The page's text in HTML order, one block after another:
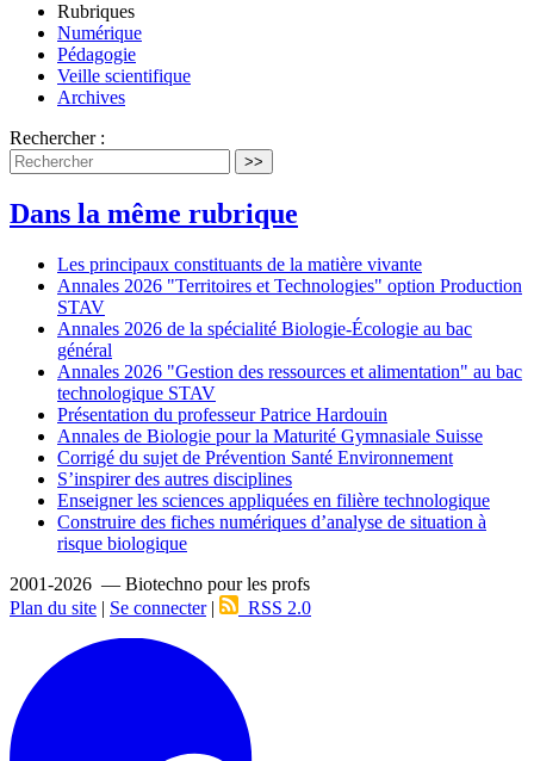
Rubriques
Numérique
Pédagogie
Veille scientifique
Archives
Rechercher :
>>
Dans la même rubrique
Les principaux constituants de la matière vivante
Annales 2026 "Territoires et Technologies" option Production
STAV
Annales 2026 de la spécialité Biologie-Écologie au bac
général
Annales 2026 "Gestion des ressources et alimentation" au bac
technologique STAV
Présentation du professeur Patrice Hardouin
Annales de Biologie pour la Maturité Gymnasiale Suisse
Corrigé du sujet de Prévention Santé Environnement
S’inspirer des autres disciplines
Enseigner les sciences appliquées en filière technologique
Construire des fiches numériques d’analyse de situation à
risque biologique
2001-2026 — Biotechno pour les profs
Plan du site | Se connecter| RSS 2.0